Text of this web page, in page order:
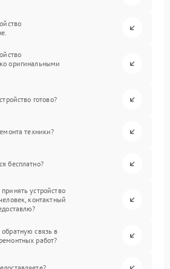
оригинальными
готово?
техники?
бесплатно?
устройство
контактный
связь в
работ?